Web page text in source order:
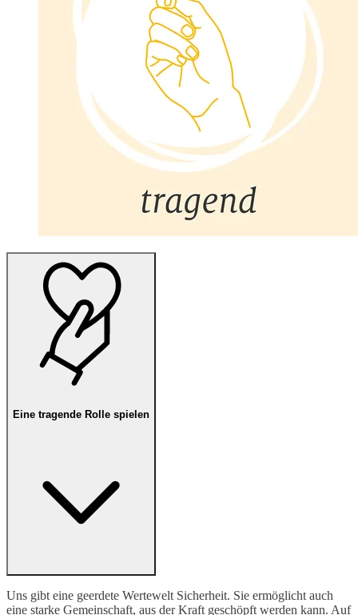
Eine tragende Rolle spielen
Uns gibt eine geerdete Wertewelt Sicherheit. Sie ermöglicht auch
eine starke Gemeinschaft, aus der Kraft geschöpft werden kann. Auf